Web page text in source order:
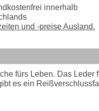
innerhalb
und -preise Ausland.
fürs Leben. Das Leder
es ein